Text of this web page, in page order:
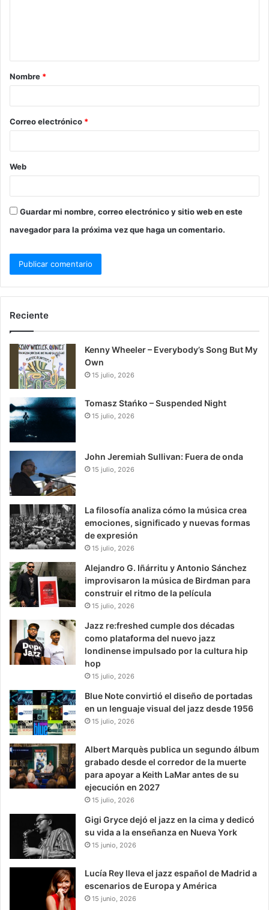
Nombre *
Correo electrónico *
Web
Guardar mi nombre, correo electrónico y sitio web en este
navegador para la próxima vez que haga un comentario.
Reciente
Kenny Wheeler – Everybody’s Song But My
Own
15 julio, 2026
Tomasz Stańko – Suspended Night
15 julio, 2026
John Jeremiah Sullivan: Fuera de onda
15 julio, 2026
La filosofía analiza cómo la música crea
emociones, significado y nuevas formas
de expresión
15 julio, 2026
Alejandro G. Iñárritu y Antonio Sánchez
improvisaron la música de Birdman para
construir el ritmo de la película
15 julio, 2026
Jazz re:freshed cumple dos décadas
como plataforma del nuevo jazz
londinense impulsado por la cultura hip
hop
15 julio, 2026
Blue Note convirtió el diseño de portadas
en un lenguaje visual del jazz desde 1956
15 julio, 2026
Albert Marquès publica un segundo álbum
grabado desde el corredor de la muerte
para apoyar a Keith LaMar antes de su
ejecución en 2027
15 julio, 2026
Gigi Gryce dejó el jazz en la cima y dedicó
su vida a la enseñanza en Nueva York
15 junio, 2026
Lucía Rey lleva el jazz español de Madrid a
escenarios de Europa y América
15 junio, 2026